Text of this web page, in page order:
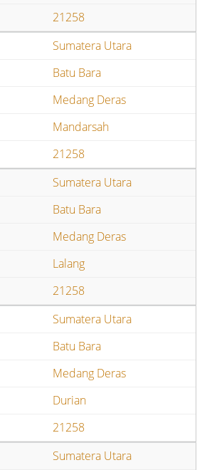
21258
Sumatera Utara
Batu Bara
Medang Deras
Mandarsah
21258
Sumatera Utara
Batu Bara
Medang Deras
Lalang
21258
Sumatera Utara
Batu Bara
Medang Deras
Durian
21258
Sumatera Utara